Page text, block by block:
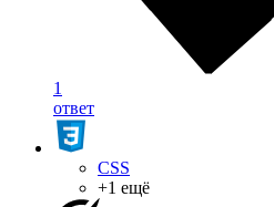
1
ответ
CSS
+1 ещё